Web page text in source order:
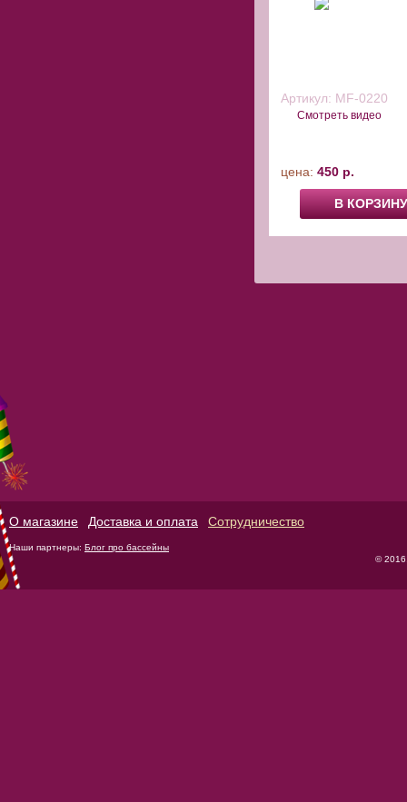
Артикул: MF-0220
Смотреть видео
цена:450 р.
В КОРЗИНУ
О магазине Доставка и оплата Сотрудничество
Наши партнеры: Блог про бассейны
©